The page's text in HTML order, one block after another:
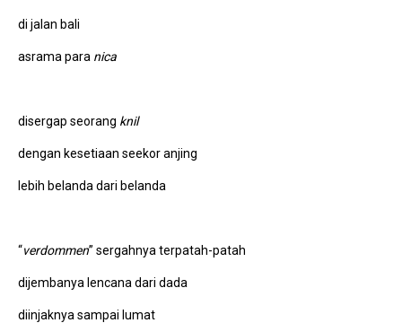
di jalan bali
asrama para nica
disergap seorang knil
dengan kesetiaan seekor anjing
lebih belanda dari belanda
“verdommen” sergahnya terpatah-patah
dijembanya lencana dari dada
diinjaknya sampai lumat